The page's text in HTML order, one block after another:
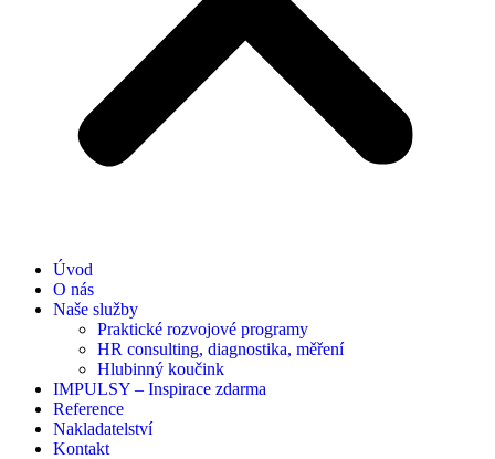
Úvod
O nás
Naše služby
Praktické rozvojové programy
HR consulting, diagnostika, měření
Hlubinný koučink
IMPULSY – Inspirace zdarma
Reference
Nakladatelství
Kontakt